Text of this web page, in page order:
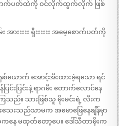
ာက်ပတ်ထဲကို ဝင်လိုက်ထွက်လိုက် ဖြစ်
အားးးးး ရှီးးးးးး အမေ့စောက်ပတ်ကို
စ်ယောက် အောင့်အီးထားခဲ့ရသော ရင်
းပြင်းနဲ့ ရာဂမီး တောက်လောင်နေ
ြသည်။ သားဖြစ်သူ မိုးမင်းရဲ့ လီးက
းသည်သာမက အမောဖြေနေချိန်မှာ
ေ မထုတ်တော့ပေ။ ဒေါ်သီတာမိုးက